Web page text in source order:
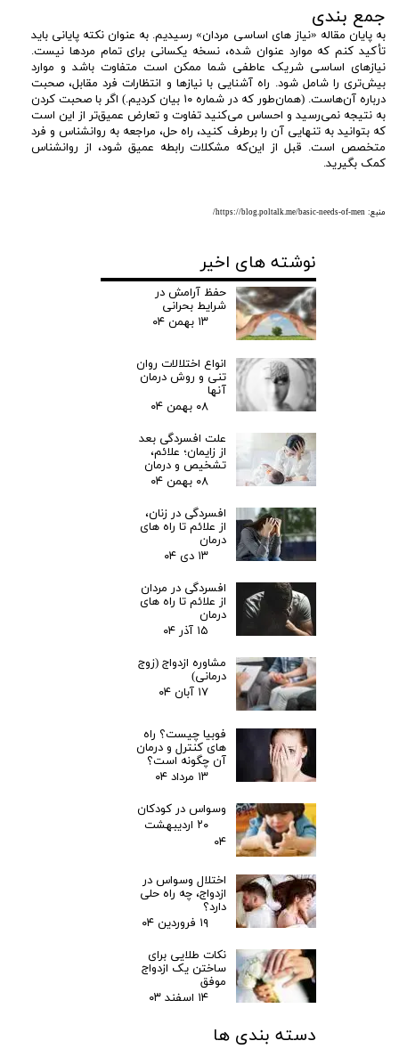
جمع بندی
به پایان مقاله «نیاز های اساسی مردان» رسیدیم. به عنوان نکته پایانی باید
تأکید کنم که موارد عنوان شده، نسخه یکسانی برای تمام مردها نیست.
نیازهای اساسی شریک عاطفی شما ممکن است متفاوت باشد و موارد
بیش‌تری را شامل شود. راه آشنایی با نیازها و انتظارات فرد مقابل، صحبت
درباره آن‌هاست. (همان‌طور که در شماره ۱۰ بیان کردیم.) اگر با صحبت کردن
به نتیجه نمی‌رسید و احساس می‌کنید تفاوت و تعارض عمیق‌تر از این است
که بتوانید به تنهایی آن را برطرف کنید، راه حل، مراجعه به روانشناس و فرد
متخصص است. قبل از این‌که مشکلات رابطه عمیق شود، از روانشناس
کمک بگیرید.
منبع: https://blog.poltalk.me/basic-needs-of-men/
نوشته های اخیر
حفظ آرامش در
شرایط بحرانی
۱۳ بهمن ۰۴
انواع اختلالات روان
تنی و روش درمان
آنها
۰۸ بهمن ۰۴
علت افسردگی بعد
از زایمان؛ علائم،
تشخیص و درمان
۰۸ بهمن ۰۴
افسردگی در زنان،
از علائم تا راه های
درمان
۱۳ دی ۰۴
افسردگی در مردان
از علائم تا راه های
درمان
۱۵ آذر ۰۴
مشاوره ازدواج (زوج
درمانی)
۱۷ آبان ۰۴
فوبیا چیست؟ راه
های کنترل و درمان
آن چگونه است؟
۱۳ مرداد ۰۴
وسواس در کودکان
۲۰ اردیبهشت
۰۴
اختلال وسواس در
ازدواج، چه راه حلی
دارد؟
۱۹ فروردین ۰۴
نکات طلایی برای
ساختن یک ازدواج
موفق
۱۴ اسفند ۰۳
دسته بندی ها